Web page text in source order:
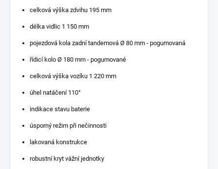
celková výška zdvihu 195 mm
délka vidlic 1 150 mm
pojezdová kola zadní tandemová Ø 80 mm - pogumovaná
řídicí kolo Ø 180 mm - pogumované
celková výška vozíku 1 220 mm
úhel natáčení 110°
indikace stavu baterie
úsporný režim při nečinnosti
lakovaná konstrukce
robustní kryt vážní jednotky